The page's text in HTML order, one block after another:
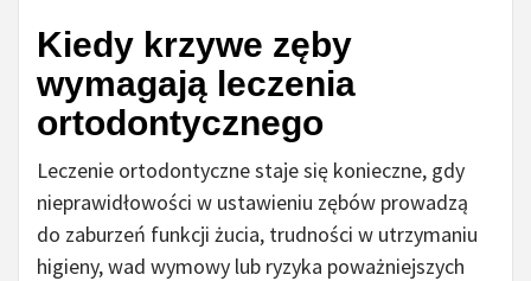
Kiedy krzywe zęby
wymagają leczenia
ortodontycznego
Leczenie ortodontyczne staje się konieczne, gdy
nieprawidłowości w ustawieniu zębów prowadzą
do zaburzeń funkcji żucia, trudności w utrzymaniu
higieny, wad wymowy lub ryzyka poważniejszych